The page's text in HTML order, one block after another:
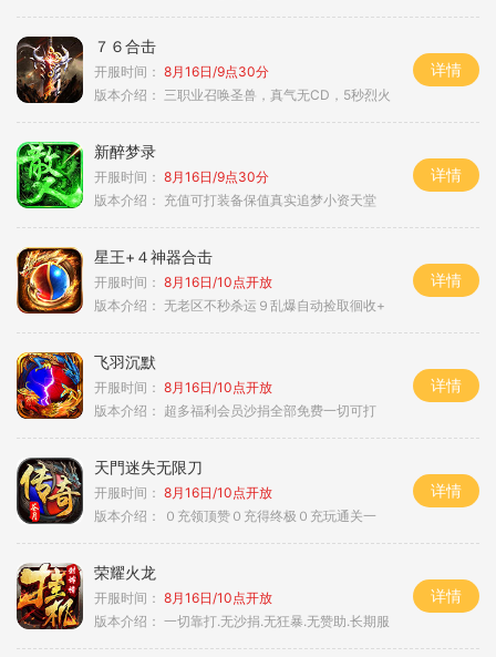
７６合击
开服时间： 8月16日/9点30分
版本介绍： 三职业召唤圣兽，真气无CD，5秒烈火
详情
新醉梦录
开服时间： 8月16日/9点30分
版本介绍： 充值可打装备保值真实追梦小资天堂
详情
星王+４神器合击
开服时间： 8月16日/10点开放
版本介绍： 无老区不秒杀运９乱爆自动捡取徊收+
详情
飞羽沉默
开服时间： 8月16日/10点开放
版本介绍： 超多福利会员沙捐全部免费一切可打
详情
天門迷失无限刀
开服时间： 8月16日/10点开放
版本介绍：
０充领顶赞０充得终极０充玩通关一
详情
荣耀火龙
开服时间： 8月16日/10点开放
版本介绍： 一切靠打.无沙捐.无狂暴.无赞助.长期服
详情